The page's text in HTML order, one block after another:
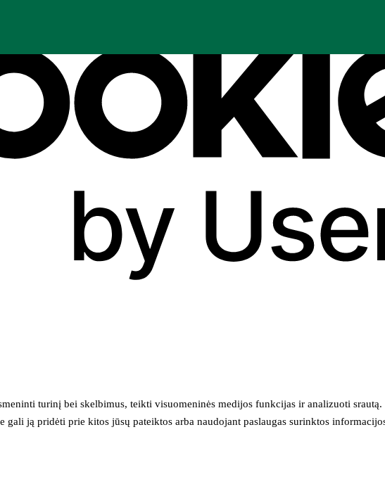
turinį bei skelbimus, teikti visuomeninės medijos funkcijas ir analizuoti
gali ją pridėti prie kitos jūsų pateiktos arba naudojant paslaugas surinktos